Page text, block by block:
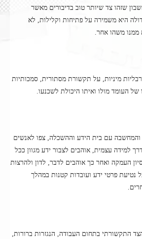
שזהו צד שיותר טוב בדיבורים מאשר
היא משמירה על פתיחות וקלילות, לא
ממנו משהו אחר.
מיניות, על תקשורת מסתורית, סמכותיות
של העומד מולו ואיתו היכולת לשכנעו.
עם בית הידע וההשכלה, צפו לאנשים
למידה עצמית, אוהבים לצבור ידע מגוון ככל
העמקה ואחר כך אוהבים לדבר, לדון ולהרצות
פרטי ידע ועובדות קטנות במהלך
התקשורתי בתחום העבודה, הנגזרות ברורות,